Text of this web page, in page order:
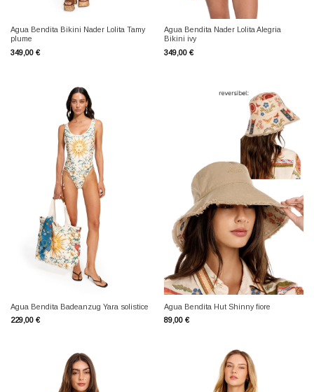
Agua Bendita Bikini Nader Lolita Tamy
plume
349,00 €
Agua Bendita Nader Lolita Alegria
Bikini ivy
349,00 €
Agua Bendita Badeanzug Yara solistice
229,00 €
Agua Bendita Hut Shinny fiore
89,00 €